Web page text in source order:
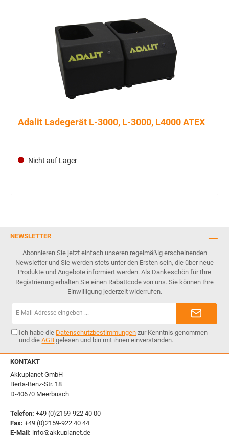
Adalit Ladegerät L-3000, L-3000, L4000 ATEX
Nicht auf Lager
NEWSLETTER
Abonnieren Sie jetzt einfach unseren regelmäßig erscheinenden
Newsletter und Sie werden stets unter den Ersten sein, die über neue
Produkte und Angebote informiert werden. Als Dankeschön für Ihre
Registrierung erhalten Sie einen Rabattcode von uns. Sie können Ihre
Einwilligung jederzeit widerrufen.
Ich habe die Datenschutzbestimmungen zur Kenntnis genommen
und dieAGB gelesen und bin mit ihnen einverstanden.
KONTAKT
Akkuplanet GmbH
Berta-Benz-Str. 18
D-40670 Meerbusch
Telefon: +49 (0)2159-922 40 00
Fax: +49 (0)2159-922 40 44
E-Mail: info@akkuplanet.de